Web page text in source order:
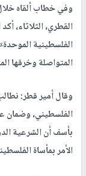
وفي خطاب ألقاه
القطري، الثلاثاء،
الفلسطينية
المتواصلة وخرقها
وقال أمير قطر:
الفلسطيني، وضمان
بأسف أن الشرعية
الأمر بمأساة